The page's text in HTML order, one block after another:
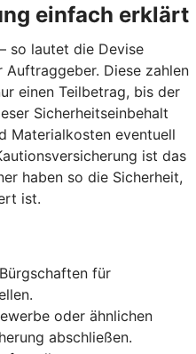
einfach erklärt
so lautet die Devise
Diese zahlen
einen Teilbetrag, bis der
Sicherheitseinbehalt
Materialkosten eventuell
ist das
haben so die Sicherheit,
ist.
für
oder ähnlichen
abschließen.